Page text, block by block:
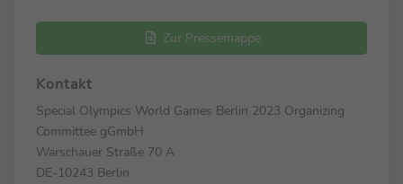
Zur Pressemappe
Kontakt
Special Olympics World Games Berlin 2023 Organizing
Committee gGmbH
Warschauer Straße 70 A
DE-10243 Berlin